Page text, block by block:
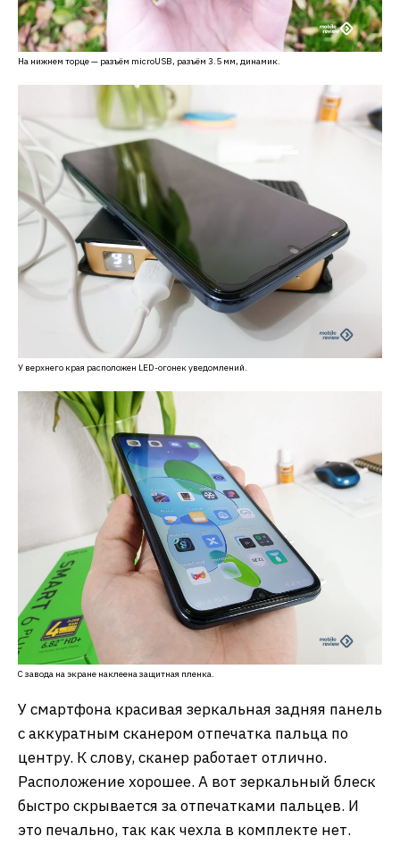
На нижнем торце — разъём microUSB, разъём 3.5 мм, динамик.
У верхнего края расположен LED-огонек уведомлений.
С завода на экране наклеена защитная пленка.
У смартфона красивая зеркальная задняя панель
с аккуратным сканером отпечатка пальца по
центру. К слову, сканер работает отлично.
Расположение хорошее. А вот зеркальный блеск
быстро скрывается за отпечатками пальцев. И
это печально, так как чехла в комплекте нет.